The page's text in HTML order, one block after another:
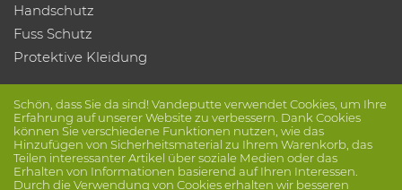
Schön, dass Sie da sind! Vandeputte verwendet Cookies, um Ihre
Erfahrung auf unserer Website zu verbessern. Dank Cookies
können Sie verschiedene Funktionen nutzen, wie das
Hinzufügen von Sicherheitsmaterial zu Ihrem Warenkorb, das
Teilen interessanter Artikel über soziale Medien oder das
Erhalten von Informationen basierend auf Ihren Interessen.
Durch die Verwendung von Cookies erhalten wir besseren
Handschutz
Fuss Schutz
Protektive Kleidung
Folge uns